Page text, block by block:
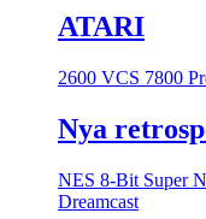
ATARI
2600 VCS 7800
Nya
NES 8-Bit Super
Dreamcast